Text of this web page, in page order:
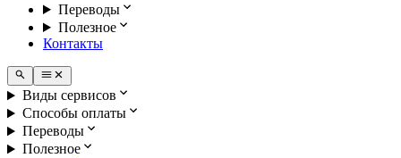
Переводы
Полезное
Контакты
Виды сервисов
Способы оплаты
Переводы
Полезное